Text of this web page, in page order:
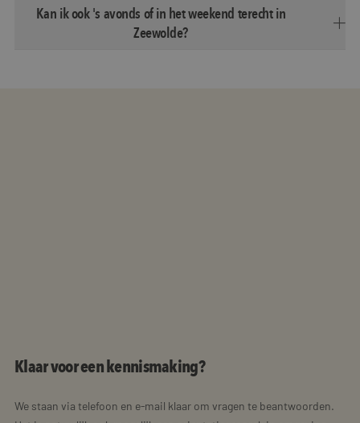
Kan ik ook 's avonds of in het weekend terecht in
Zeewolde?
Klaar voor een kennismaking?
We staan via telefoon en e-mail klaar om vragen te beantwoorden.